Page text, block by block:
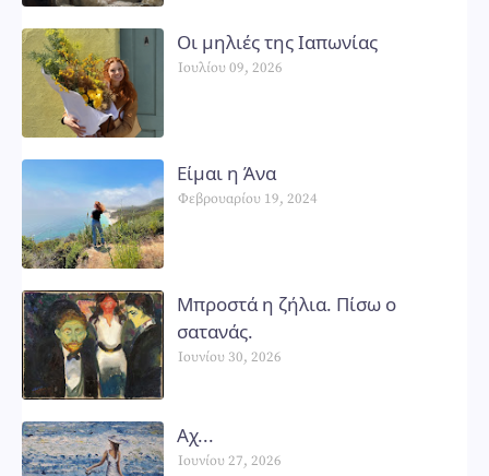
Οι μηλιές της Ιαπωνίας
Ιουλίου 09, 2026
Είμαι η Άνα
Φεβρουαρίου 19, 2024
Μπροστά η ζήλια. Πίσω ο
σατανάς.
Ιουνίου 30, 2026
Αχ...
Ιουνίου 27, 2026